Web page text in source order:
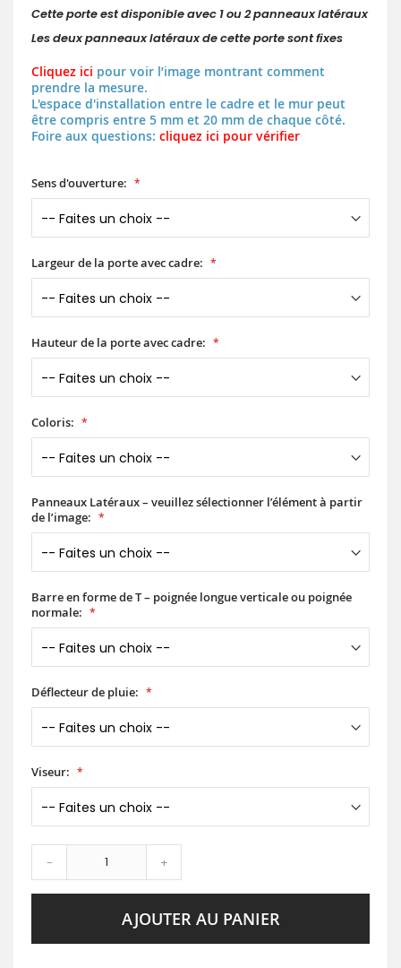
Cette porte est disponible avec 1 ou 2 panneaux latéraux
Les deux panneaux latéraux de cette porte sont fixes
Cliquez ici pour voir l’image montrant comment
prendre la mesure.
L'espace d'installation entre le cadre et le mur peut
être compris entre 5 mm et 20 mm de chaque côté.
Foire aux questions: cliquez ici pour vérifier
Sens d'ouverture:
Largeur de la porte avec cadre:
Hauteur de la porte avec cadre:
Coloris:
Panneaux Latéraux – veuillez sélectionner l’élément à partir
de l’image:
Barre en forme de T – poignée longue verticale ou poignée
normale:
Déflecteur de pluie:
Viseur:
- +
AJOUTER AU PANIER